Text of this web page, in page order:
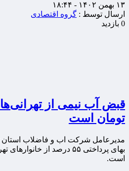
۱۳ بهمن ۱۴۰۲ - ۱۸:۴۴
ارسال توسط : گروه اقتصادی
0 بازدید
تومان است
مدیرعامل شرکت اب و فاضلاب استان
است.